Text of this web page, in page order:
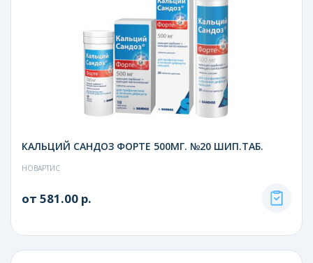
КАЛЬЦИЙ САНДОЗ ФОРТЕ 500МГ. №20 ШИП.ТАБ.
НОВАРТИС
от 581.00 р.